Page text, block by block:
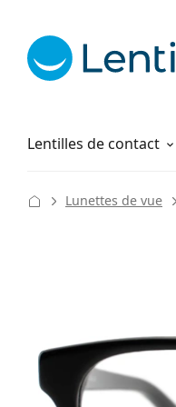
Lentilles de contact
Produits d'entretien
Comment commander
Lunettes de vue